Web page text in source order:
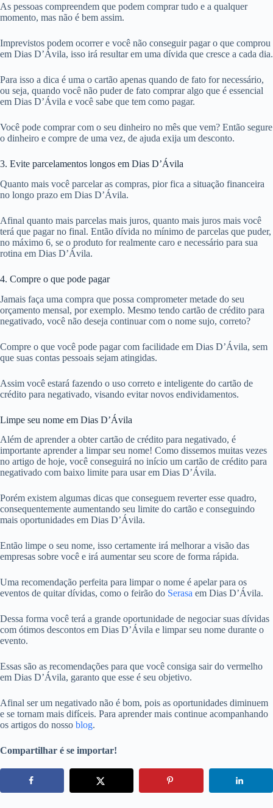
As pessoas compreendem que podem comprar tudo e a qualquer
momento, mas não é bem assim.
Imprevistos podem ocorrer e você não conseguir pagar o que comprou
em Dias D’Ávila, isso irá resultar em uma dívida que cresce a cada dia.
Para isso a dica é uma o cartão apenas quando de fato for necessário,
ou seja, quando você não puder de fato comprar algo que é essencial
em Dias D’Ávila e você sabe que tem como pagar.
Você pode comprar com o seu dinheiro no mês que vem? Então segure
o dinheiro e compre de uma vez, de ajuda exija um desconto.
3. Evite parcelamentos longos em Dias D’Ávila
Quanto mais você parcelar as compras, pior fica a situação financeira
no longo prazo em Dias D’Ávila.
Afinal quanto mais parcelas mais juros, quanto mais juros mais você
terá que pagar no final. Então dívida no mínimo de parcelas que puder,
no máximo 6, se o produto for realmente caro e necessário para sua
rotina em Dias D’Ávila.
4. Compre o que pode pagar
Jamais faça uma compra que possa comprometer metade do seu
orçamento mensal, por exemplo. Mesmo tendo cartão de crédito para
negativado, você não deseja continuar com o nome sujo, correto?
Compre o que você pode pagar com facilidade em Dias D’Ávila, sem
que suas contas pessoais sejam atingidas.
Assim você estará fazendo o uso correto e inteligente do cartão de
crédito para negativado, visando evitar novos endividamentos.
Limpe seu nome em Dias D’Ávila
Além de aprender a obter cartão de crédito para negativado, é
importante aprender a limpar seu nome! Como dissemos muitas vezes
no artigo de hoje, você conseguirá no início um cartão de crédito para
negativado com baixo limite para usar em Dias D’Ávila.
Porém existem algumas dicas que conseguem reverter esse quadro,
consequentemente aumentando seu limite do cartão e conseguindo
mais oportunidades em Dias D’Ávila.
Então limpe o seu nome, isso certamente irá melhorar a visão das
empresas sobre você e irá aumentar seu score de forma rápida.
Uma recomendação perfeita para limpar o nome é apelar para os
eventos de quitar dívidas, como o feirão do Serasa em Dias D’Ávila.
Dessa forma você terá a grande oportunidade de negociar suas dívidas
com ótimos descontos em Dias D’Ávila e limpar seu nome durante o
evento.
Essas são as recomendações para que você consiga sair do vermelho
em Dias D’Ávila, garanto que esse é seu objetivo.
Afinal ser um negativado não é bom, pois as oportunidades diminuem
e se tornam mais difíceis. Para aprender mais continue acompanhando
os artigos do nosso blog.
Compartilhar é se importar!